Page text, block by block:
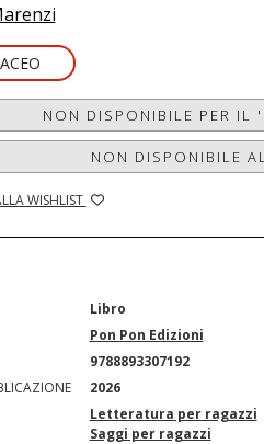
NON DISPONIBILE PER IL
NON DISPONIBILE
WISHLIST
Libro
Pon Pon Edizioni
9788893307192
2026
Letteratura per ragazzi
Saggi per ragazzi